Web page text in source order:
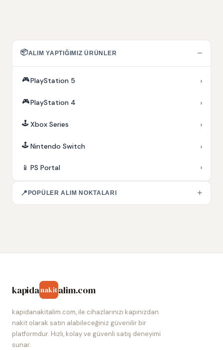
📦ALIM YAPTIĞIMIZ ÜRÜNLER −
🎮PlayStation 5 ›
🎮PlayStation 4 ›
🕹️ Xbox Series ›
🕹️ Nintendo Switch ›
📱 PS Portal ›
📍 POPÜLER ALIM NOKTALARI +
kapidanakitalim.com
kapidanakitalim.com, ile cihazlarınızı kapınızdan
nakit olarak satın alabileceğiniz güvenilir bir
platformdur. Hızlı, kolay ve güvenli satış deneyimi
sunar.